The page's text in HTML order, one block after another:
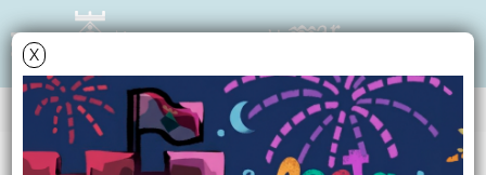
X
Data i hora oficial: 06-08-2026 11:59:40
NOTÍCIES - ACTUALITAT